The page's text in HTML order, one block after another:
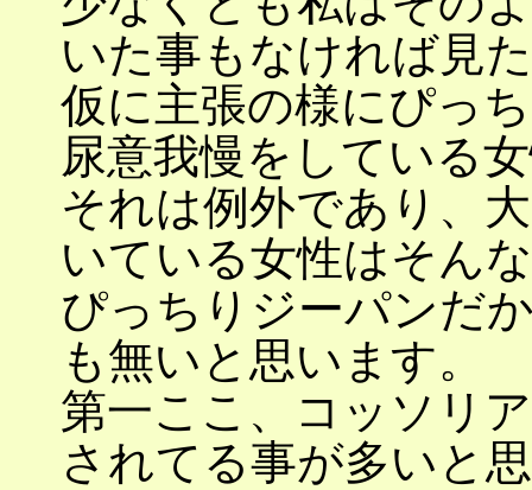
いた事もなければ見
仮に主張の様にぴっ
尿意我慢をしている
それは例外であり、
いている女性はそん
ぴっちりジーパンだ
も無いと思います。
第一ここ、コッソリ
されてる事が多いと